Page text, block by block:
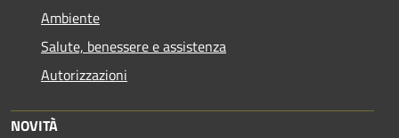
Ambiente
Salute, benessere e assistenza
Autorizzazioni
NOVITÀ